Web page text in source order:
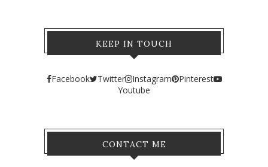
KEEP IN TOUCH
Facebook Twitter Instagram
Pinterest
Youtube
CONTACT ME